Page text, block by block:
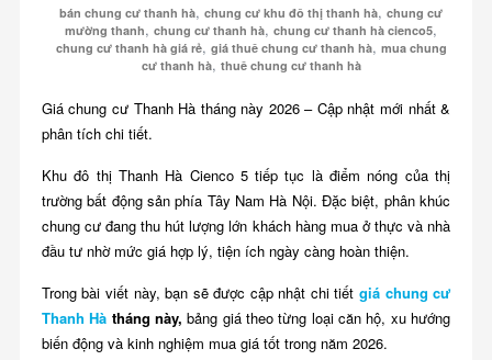
bán chung cư thanh hà,chung cư khu đô thị thanh hà,chung cư
mường thanh,chung cư thanh hà,chung cư thanh hà cienco5,
chung cư thanh hà giá rẻ, giá thuê chung cư thanh hà, mua chung
cư thanh hà, thuê chung cư thanh hà
Giá chung cư Thanh Hà tháng này 2026 – Cập nhật mới nhất &
phân tích chi tiết.
Khu đô thị Thanh Hà Cienco 5 tiếp tục là điểm nóng của thị
trường bất động sản phía Tây Nam Hà Nội. Đặc biệt, phân khúc
chung cư đang thu hút lượng lớn khách hàng mua ở thực và nhà
đầu tư nhờ mức giá hợp lý, tiện ích ngày càng hoàn thiện.
Trong bài viết này, bạn sẽ được cập nhật chi tiết giá chung cư
Thanh Hà tháng này, bảng giá theo từng loại căn hộ, xu hướng
biến động và kinh nghiệm mua giá tốt trong năm 2026.